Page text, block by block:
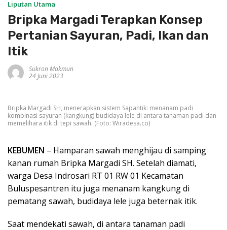
Liputan Utama
Bripka Margadi Terapkan Konsep
Pertanian Sayuran, Padi, Ikan dan
Itik
Sukron Makmun
24 Juni 2023
Bripka Margadi SH, menerapkan sistem Sapantik: menanam padi
kombinasi sayuran (kangkung) budidaya lele di antara tanaman padi dan
memelihara itik di tepi sawah. (Foto: Wiradesa.co)
KEBUMEN – Hamparan sawah menghijau di samping
kanan rumah Bripka Margadi SH. Setelah diamati,
warga Desa Indrosari RT 01 RW 01 Kecamatan
Buluspesantren itu juga menanam kangkung di
pematang sawah, budidaya lele juga beternak itik.
Saat mendekati sawah, di antara tanaman padi